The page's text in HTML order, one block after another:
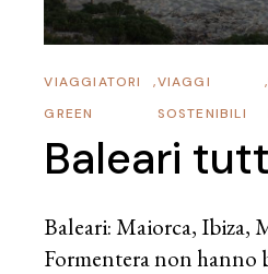
,
VIAGGI
SOSTENIBILI
,
VIAGGIATORI
GREEN
Baleari
Baleari: Maiorca, Ibiza,
Formentera non hanno